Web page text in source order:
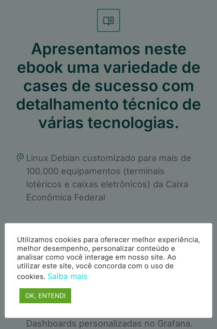
Apresentamos neste
ebook uma variedade de
cases de sucesso com
detalhamento técnico de
várias tecnologias.
Linux Debian customizado para mais de
100.000 equipamentos (terminais
lotéricos e caixas eletrônicos) da Caixa
Econômica Federal
Descubra neste ebook como fornecemos
suporte 24x7 para mais de uma centena
de servidores Linux CentOS.
Saiba como implementamos uma solução
Dashboards personalizadas no Grafana.
Utilizamos cookies para oferecer melhor experiência,
melhor desempenho, personalizar conteúdo e
analisar como você interage em nosso site. Ao
utilizar este site, você concorda com o uso de
cookies. Saiba mais
OK, ENTENDI